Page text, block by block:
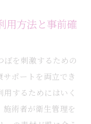
用方法と事前確
ぼを刺激するための
ポートを両立でき
するためにはいく
術者が衛生管理を